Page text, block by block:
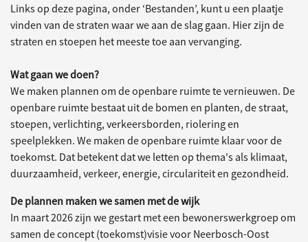
Links op deze pagina, onder ‘Bestanden’, kunt u een plaatje
vinden van de straten waar we aan de slag gaan. Hier zijn de
straten en stoepen het meeste toe aan vervanging.
Wat gaan we doen?
We maken plannen om de openbare ruimte te vernieuwen. De
openbare ruimte bestaat uit de bomen en planten, de straat,
stoepen, verlichting, verkeersborden, riolering en
speelplekken. We maken de openbare ruimte klaar voor de
toekomst. Dat betekent dat we letten op thema's als klimaat,
duurzaamheid, verkeer, energie, circulariteit en gezondheid.
De plannen maken we samen met de wijk
In maart 2026 zijn we gestart met een bewonerswerkgroep om
samen de concept (toekomst)visie voor Neerbosch-Oost